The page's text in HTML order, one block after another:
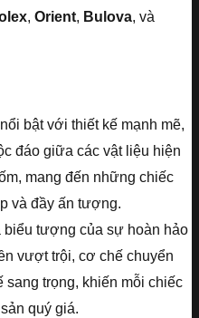
, Orient, Bulova, và
bật với thiết kế mạnh mẽ,
đáo giữa các vật liệu hiện
mang đến những chiếc
và đầy ấn tượng.
biểu tượng của sự hoàn hảo
vượt trội, cơ chế chuyển
sang trọng, khiến mỗi chiếc
quý giá.